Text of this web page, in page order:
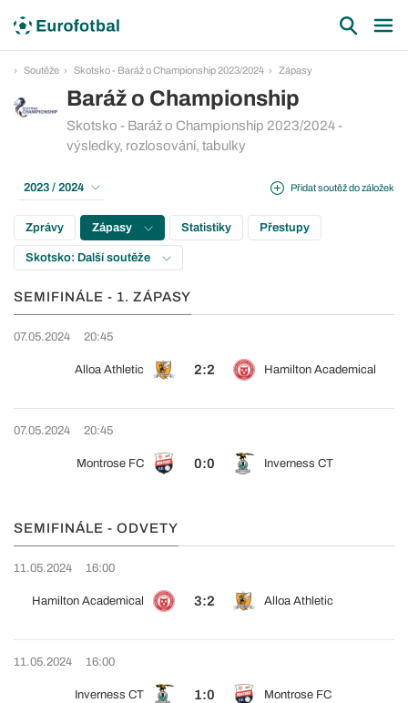
Soutěže Skotsko - Baráž o Championship 2023/2024 Zápasy
Baráž o Championship
Skotsko - Baráž o Championship 2023/2024 -
výsledky, rozlosování, tabulky
Přidat soutěž do záložek
2023 / 2024
Zprávy Zápasy Statistiky Přestupy
Skotsko: Další soutěže
SEMIFINÁLE - 1. ZÁPASY
07.05.2024 20:45
Alloa Athletic 2:2 Hamilton Academical
07.05.2024 20:45
Montrose FC 0:0 Inverness CT
SEMIFINÁLE - ODVETY
11.05.2024 16:00
Hamilton Academical 3:2 Alloa Athletic
11.05.2024 16:00
Inverness CT 1:0 Montrose FC